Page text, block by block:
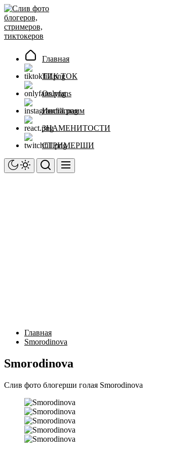
Перейти
к
содержимому
Главная
ТИК ТОК
Onlyfans
Инстаграмм
ЗНАМЕНИТОСТИ
СТРИМЕРШИ
Главная
Smorodinova
Smorodinova
Слив фото блогерши голая Smorodinova